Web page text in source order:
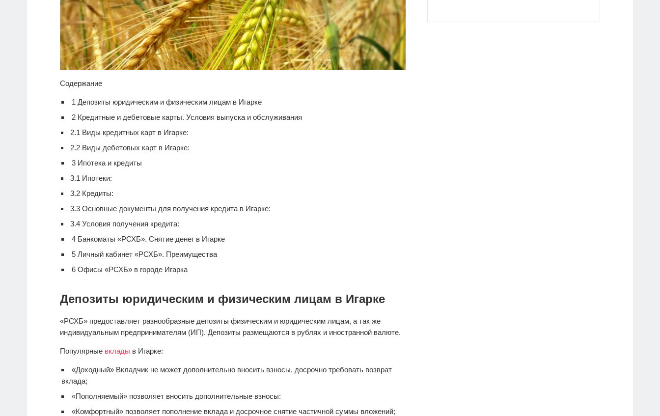
Содержание
1 Депозиты юридическим и физическим лицам в Игарке
2 Кредитные и дебетовые карты. Условия выпуска и обслуживания
2.1 Виды кредитных карт в Игарке:
2.2 Виды дебетовых карт в Игарке:
3 Ипотека и кредиты
3.1 Ипотеки:
3.2 Кредиты:
3.3 Основные документы для получения кредита в Игарке:
3.4 Условия получения кредита:
4 Банкоматы «РСХБ». Снятие денег в Игарке
5 Личный кабинет «РСХБ». Преимущества
6 Офисы «РСХБ» в городе Игарка
Депозиты юридическим и физическим лицам в Игарке
«РСХБ» предоставляет разнообразные депозиты физическим и юридическим лицам, а так же
индивидуальным предпринимателям (ИП). Депозиты размещаются в рублях и иностранной валюте.
Популярные вклады в Игарке:
«Доходный» Вкладчик не может дополнительно вносить взносы, досрочно требовать возврат
вклада;
«Пополняемый» позволяет вносить дополнительные взносы:
«Комфортный» позволяет пополнение вклада и досрочное снятие частичной суммы вложений;